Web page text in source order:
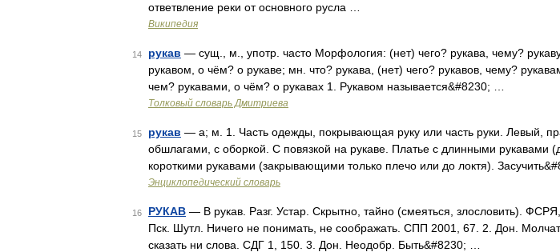
ответвление реки от основного русла …
Википедия
14 рукав — сущ., м., употр. часто Морфология: (нет) чего? рукава, чему?
рукавом, о чём? о рукаве; мн. что? рукава, (нет) чего? рукавов, чему?
чем? рукавами, о чём? о рукавах 1. Рукавом называется&#8230; …
Толковый словарь Дмитриева
15 рукав — а; м. 1. Часть одежды, покрывающая руку или часть руки. Левый,
обшлагами, с оборкой. С повязкой на рукаве. Платье с длинными рукавами
короткими рукавами (закрывающими только плечо или до локтя).
Энциклопедический словарь
16 РУКАВ — В рукав. Разг. Устар. Скрытно, тайно (смеяться, злословить).
Пск. Шутл. Ничего не понимать, не соображать. СПП 2001, 67. 2. Дон.
сказать ни слова. СДГ 1, 150. 3. Дон. Неодобр. Быть&#8230; …